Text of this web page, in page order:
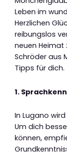
Leben im
Herzlichen
reibungslos
neuen Heimat
Schröder aus
Tipps für dich.
1.
In Lugano
Um dich
können,